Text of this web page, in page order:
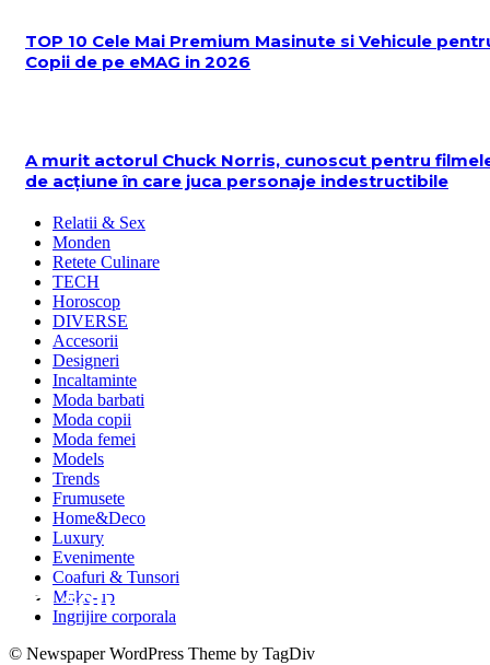
Noi solutii si servicii la HP
Day
TOP 10 Cele Mai Premium Masinute si Vehicule
Copii de pe eMAG in 2026
A murit actorul Chuck Norris, cunoscut pentru
de acțiune în care juca personaje indestructibile
Relatii & Sex
Monden
Retete Culinare
TECH
Horoscop
DIVERSE
Accesorii
Designeri
Incaltaminte
Moda barbati
Moda copii
Moda femei
Models
Trends
Frumusete
Home&Deco
Luxury
Evenimente
Coafuri & Tunsori
Make-up
Ingrijire corporala
© Newspaper WordPress Theme by TagDiv